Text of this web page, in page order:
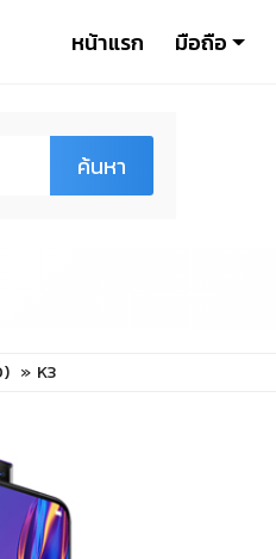
หน้าแรก มือถือ
ค้นหา
K3